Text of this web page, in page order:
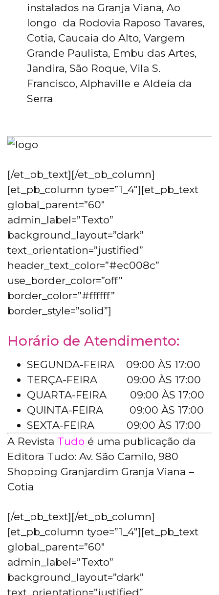
instalados na Granja Viana, Ao
longo da Rodovia Raposo Tavares,
Cotia, Caucaia do Alto, Vargem
Grande Paulista, Embu das Artes,
Jandira, São Roque, Vila S.
Francisco, Alphaville e Aldeia da
Serra
[/et_pb_text][/et_pb_column]
[et_pb_column type=”1_4″][et_pb_text
global_parent=”60″
admin_label=”Texto”
background_layout=”dark”
text_orientation=”justified”
header_text_color=”#ec008c”
use_border_color=”off”
border_color=”#ffffff”
border_style=”solid”]
Horário de Atendimento:
SEGUNDA-FEIRA 09:00 ÀS 17:00
TERÇA-FEIRA 09:00 ÀS 17:00
QUARTA-FEIRA 09:00 ÀS 17:00
QUINTA-FEIRA 09:00 ÀS 17:00
SEXTA-FEIRA 09:00 ÀS 17:00
A Revista Tudo é uma publicação da
Editora Tudo: Av. São Camilo, 980
Shopping Granjardim Granja Viana –
Cotia
[/et_pb_text][/et_pb_column]
[et_pb_column type=”1_4″][et_pb_text
global_parent=”60″
admin_label=”Texto”
background_layout=”dark”
text_orientation=”justified”